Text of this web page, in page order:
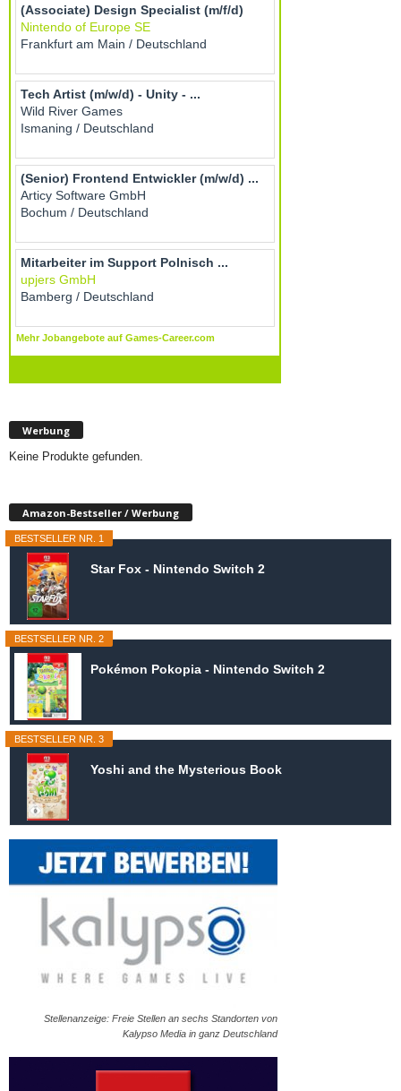
Werbung
Keine Produkte gefunden.
Amazon-Bestseller / Werbung
BESTSELLER NR. 1
Star Fox - Nintendo Switch 2
BESTSELLER NR. 2
Pokémon Pokopia - Nintendo Switch 2
BESTSELLER NR. 3
Yoshi and the Mysterious Book
Stellenanzeige: Freie Stellen an sechs Standorten von
Kalypso Media in ganz Deutschland